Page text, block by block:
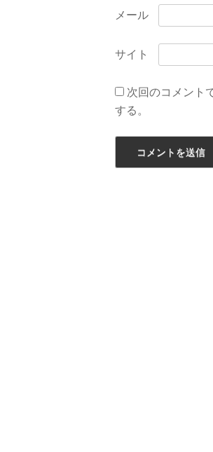
メール
サイト
次回のコメント
する。